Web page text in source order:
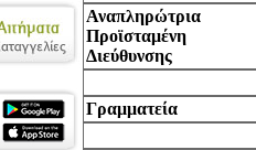
Αναπληρώτρια
Προϊσταμένη
Διεύθυνσης
Γραμματεία